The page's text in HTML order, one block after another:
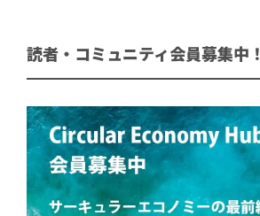
読者・コミュニティ会員募集中！